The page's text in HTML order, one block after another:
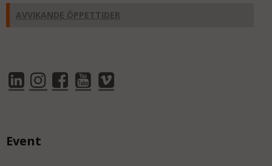
AVVIKANDE ÖPPETTIDER
Event